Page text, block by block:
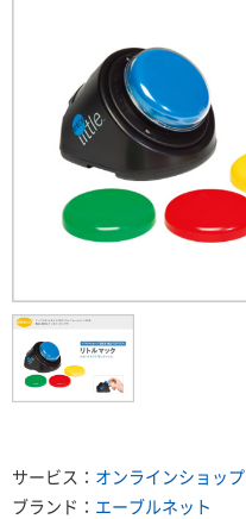
サービス： オンラインショップ
ブランド： エーブルネット